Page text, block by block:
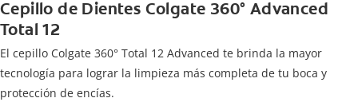
Cepillo de Dientes Colgate 360° Advanced
Total 12
El cepillo Colgate 360° Total 12 Advanced te brinda la mayor
tecnología para lograr la limpieza más completa de tu boca y
protección de encías.